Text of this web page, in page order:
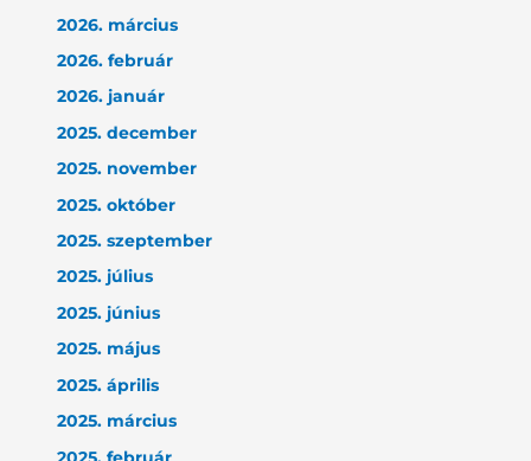
2026. március
2026. február
2026. január
2025. december
2025. november
2025. október
2025. szeptember
2025. július
2025. június
2025. május
2025. április
2025. március
2025. február